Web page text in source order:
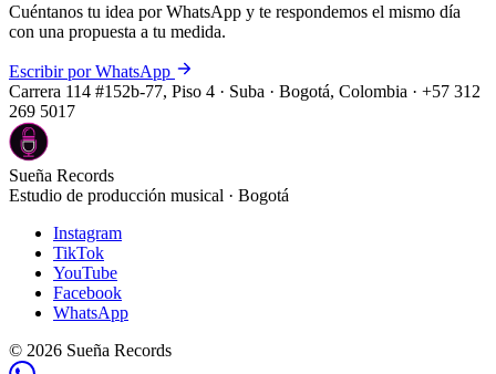
Cuéntanos tu idea por WhatsApp y te respondemos el mismo día
con una propuesta a tu medida.
Escribir por WhatsApp
Carrera 114 #152b-77, Piso 4 · Suba · Bogotá, Colombia · +57 312
269 5017
Sueña Records
Estudio de producción musical · Bogotá
Instagram
TikTok
YouTube
Facebook
WhatsApp
© 2026 Sueña Records